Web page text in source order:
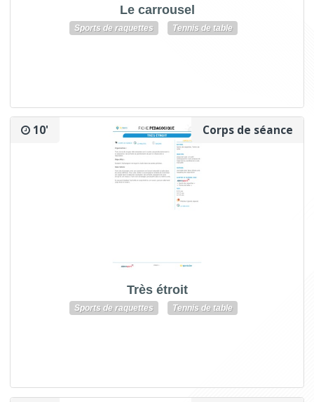
Le carrousel
Sports de raquettes Tennis de table
Corps de séance
10'
Très étroit
Sports de raquettes Tennis de table